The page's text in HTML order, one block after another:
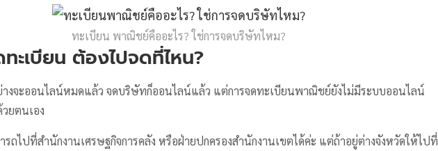
ทะเบียน พาณิชย์คืออะไร? ใช่การจดบริษัทไหม?
ะเบียน ต้องไปจดที่ไหน?
งจะออนไลน์หมดแล้ว จดบริษัทก็ออนไลน์แล้ว แต่การจดทะเบียนพาณิชย์ยังไม่มีระบบออนไลน์
ยตนเอง
รถไปที่สำนักงานเศรษฐกิจการคลัง หรือฝ่ายปกครองสำนักงานเขตได้ค่ะ แต่ถ้าอยู่ต่างจังหวัดให้ไปที่